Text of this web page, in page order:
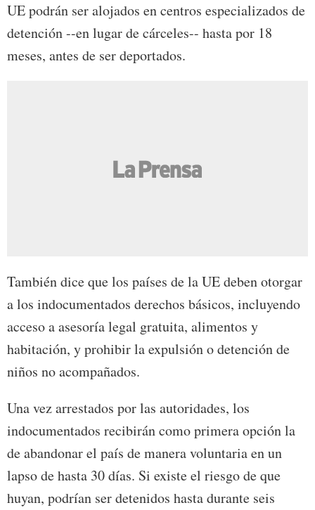
UE podrán ser alojados en centros especializados de
detención --en lugar de cárceles-- hasta por 18
meses, antes de ser deportados.
También dice que los países de la UE deben otorgar
a los indocumentados derechos básicos, incluyendo
acceso a asesoría legal gratuita, alimentos y
habitación, y prohibir la expulsión o detención de
niños no acompañados.
Una vez arrestados por las autoridades, los
indocumentados recibirán como primera opción la
de abandonar el país de manera voluntaria en un
lapso de hasta 30 días. Si existe el riesgo de que
huyan, podrían ser detenidos hasta durante seis